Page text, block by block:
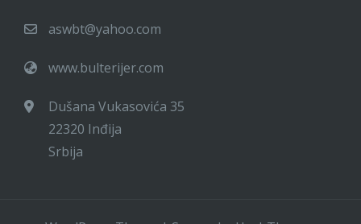
aswbt@yahoo.com
www.bulterijer.com
Dušana Vukasovića 35
22320 Inđija
Srbija